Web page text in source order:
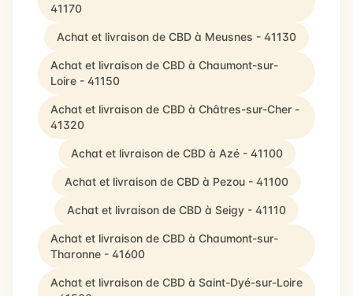
41170
Achat et livraison de CBD à Meusnes - 41130
Achat et livraison de CBD à Chaumont-sur-
Loire - 41150
Achat et livraison de CBD à Châtres-sur-Cher -
41320
Achat et livraison de CBD à Azé - 41100
Achat et livraison de CBD à Pezou - 41100
Achat et livraison de CBD à Seigy - 41110
Achat et livraison de CBD à Chaumont-sur-
Tharonne - 41600
Achat et livraison de CBD à Saint-Dyé-sur-Loire